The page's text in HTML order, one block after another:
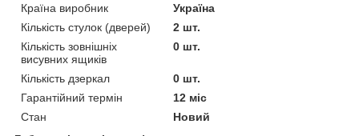
Країна виробник
Україна
Кількість стулок (дверей)
2 шт.
Кількість зовнішніх
висувних ящиків
0 шт.
Кількість дзеркал
0 шт.
Гарантійний термін
12 міс
Стан
Новий